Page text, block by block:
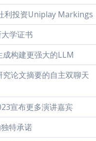
利投资Uniplay Markings
学证书
构建更强大的LLM
论文摘要的自主双聊天
宣布更多演讲嘉宾
特承诺